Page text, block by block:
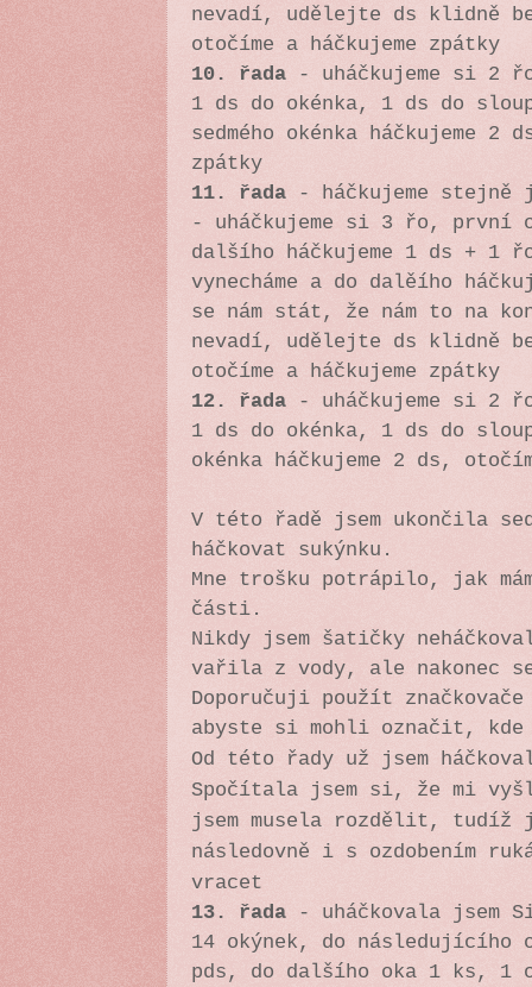
nevadí, udělejte ds klidně
otočíme a háčkujeme zpátky
10. řada - uháčkujeme si 2
1 ds do okénka, 1 ds do
sedmého okénka háčkujeme 2
zpátky
11. řada - háčkujeme stejně
- uháčkujeme si 3 řo, první
dalšího háčkujeme 1 ds + 1
vynecháme a do dalěího
se nám stát, že nám to na
nevadí, udělejte ds klidně
otočíme a háčkujeme zpátky
12. řada - uháčkujeme si 2
1 ds do okénka, 1 ds do
okénka háčkujeme 2 ds,
V této řadě jsem ukončila
háčkovat sukýnku.
Mne trošku potrápilo, jak
části.
Nikdy jsem šatičky
vařila z vody, ale nakonec
Doporučuji použít
abyste si mohli označit, kde
Od této řady už jsem
Spočítala jsem si, že mi
jsem musela rozdělit, tudíž
následovně i s ozdobením
vracet
13. řada - uháčkovala jsem
14 okýnek, do následujícího
pds, do dalšího oka 1 ks, 1